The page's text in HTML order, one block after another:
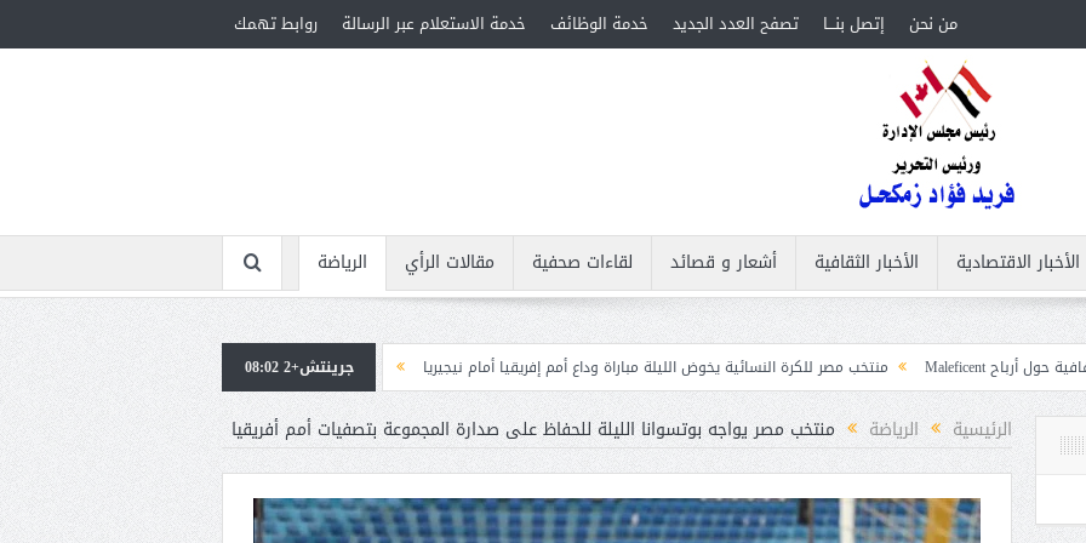
من نحن إتصل بنـــا تصفح العدد الجديد خدمة الوظائف خدمة الاستعلام عبر الرسالة روابط تهمك
الأخبار الاقتصادية الأخبار الثقافية أشعار و قصائد لقاءات صحفية مقالات الرأي
الرياضة
منتخب مصر للكرة النسائية يخوض الليلة مباراة وداع أمم إفريقيا أمام نيجيريا
استقبال جماهيرى حاشد لمحمد صلاح لدى وصوله إلى تركيا لإتمام انتقاله إلى
جرينتش+2 08:02
الرئيسية الرياضة منتخب مصر يواجه بوتسوانا الليلة للحفاظ على صدارة المجموعة بتصفيات أمم أفريقيا